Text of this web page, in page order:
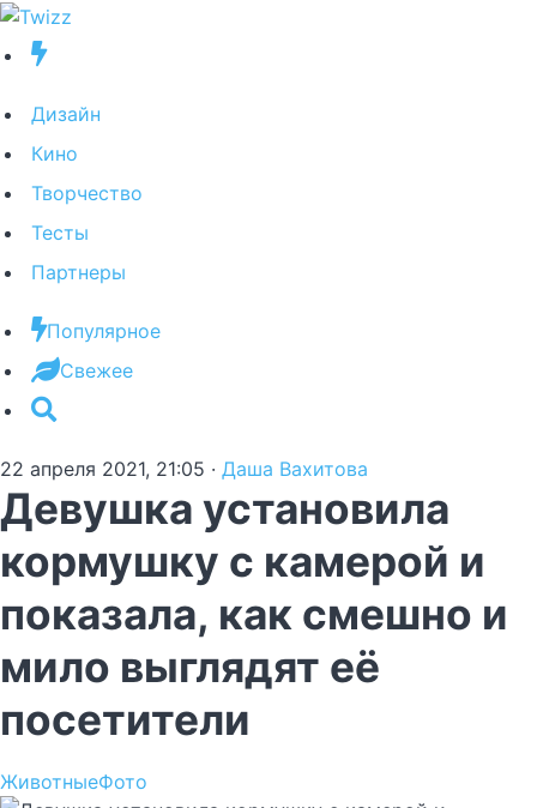
Дизайн
Кино
Творчество
Тесты
Партнеры
Популярное
Свежее
22 апреля 2021, 21:05 · Даша Вахитова
Девушка установила
кормушку с камерой и
показала, как смешно и
мило выглядят её
посетители
ЖивотныеФото